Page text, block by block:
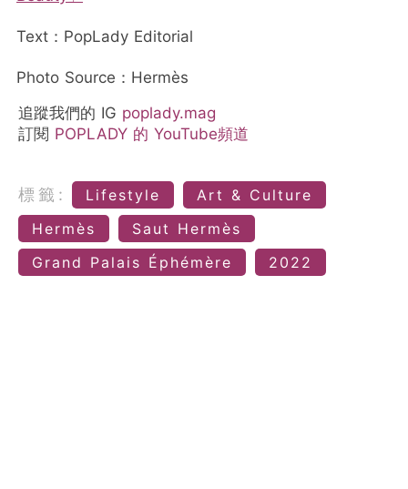
Text：PopLady Editorial
Photo Source：Hermès
追蹤我們的 IG poplady.mag
訂閱 POPLADY 的 YouTube頻道
標籤: Lifestyle
Art & Culture
Hermès
Saut Hermès
Grand Palais Éphémère
2022